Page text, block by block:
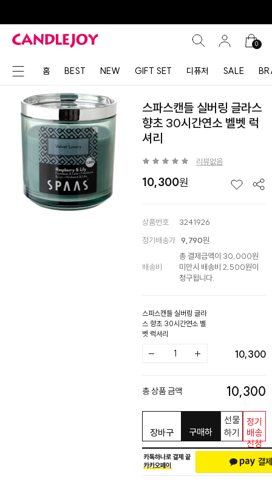
0
홈 BEST NEW GIFT SET 디퓨저 SALE
스파스캔들 실버링 글라스
향초 30시간연소 벨벳 럭
셔리
리뷰없음
10,300
상품번호
3241926
정기배송가 9,790원
배송비
총 결제금액이 30,000원
미만시 배송비 2,500원이
청구됩니다.
스파스캔들 실버링 글라
스 향초 30시간연소 벨
벳 럭셔리
10,300
총 상품 금액 10,300
장바구
니
구매하
선물
하기
정기
배송
신청